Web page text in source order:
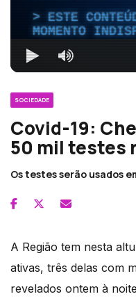
ESTE
MOMENTO
SOCIEDADE
Covid-19:
50 mil testes
Os testes serão usados
A Região tem nesta
ativas, três delas com
revelados ontem à